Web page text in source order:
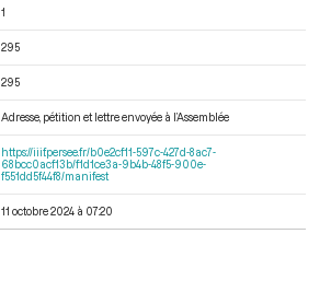
1
295
295
Adresse, pétition et lettre envoyée à l’Assemblée
https://iiif.persee.fr/b0e2cf11-597c-427d-8ac7-
68bcc0acf13b/f1d1ce3a-9b4b-48f5-900e-
f551dd5f44f8/manifest
11 octobre 2024 à 07:20